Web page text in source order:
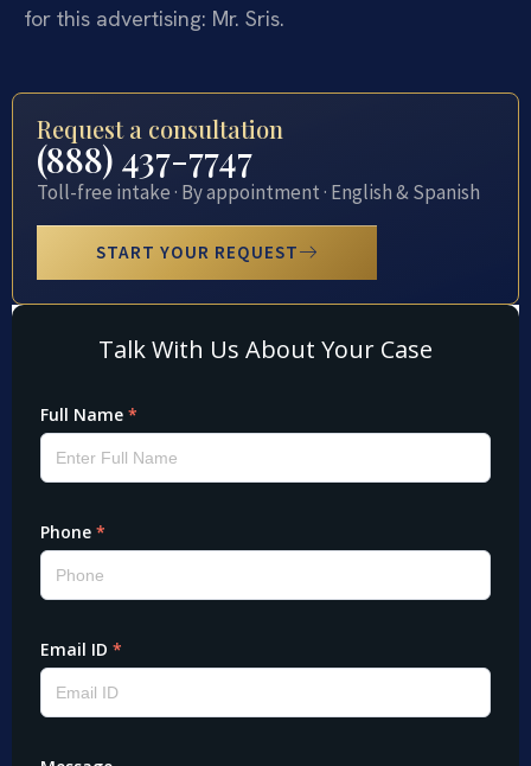
for this advertising: Mr. Sris.
Request a consultation
(888) 437-7747
Toll-free intake · By appointment · English & Spanish
START YOUR REQUEST